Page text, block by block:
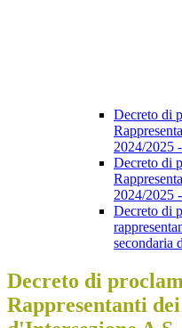
Decreto di
2024/2025
Decreto di
2024/2025
Decreto di
secondaria
Decreto di
Rappresentanti